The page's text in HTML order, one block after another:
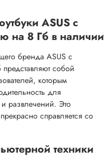
ASUS с
на 8 Гб в наличии
бренда ASUS с
собой
которым
для
развлечений. Это
справляется со
техники